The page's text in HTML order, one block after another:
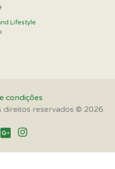
Lifestyle
condições
direitos reservados © 2026